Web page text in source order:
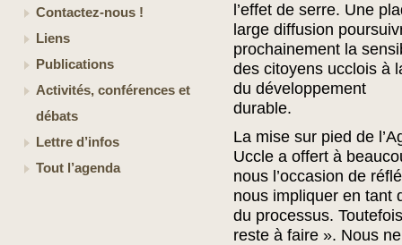
Contactez-nous !
Liens
Publications
Activités, conférences et
débats
Lettre d’infos
Tout l’agenda
l’effet de serre. Une
large diffusion
prochainement la
des citoyens ucclois à
du développement
durable.
La mise sur pied de
Uccle a offert à
nous l’occasion de
nous impliquer en tant
du processus.
reste à faire ». Nous